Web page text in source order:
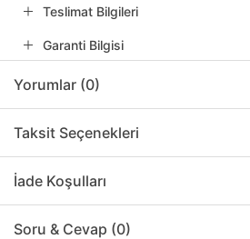
Teslimat Bilgileri
Garanti Bilgisi
Yorumlar (0)
Taksit Seçenekleri
İade Koşulları
Soru & Cevap (0)